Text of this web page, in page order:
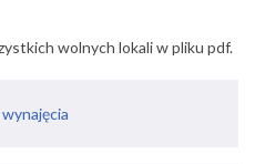
wolnych lokali w pliku pdf.